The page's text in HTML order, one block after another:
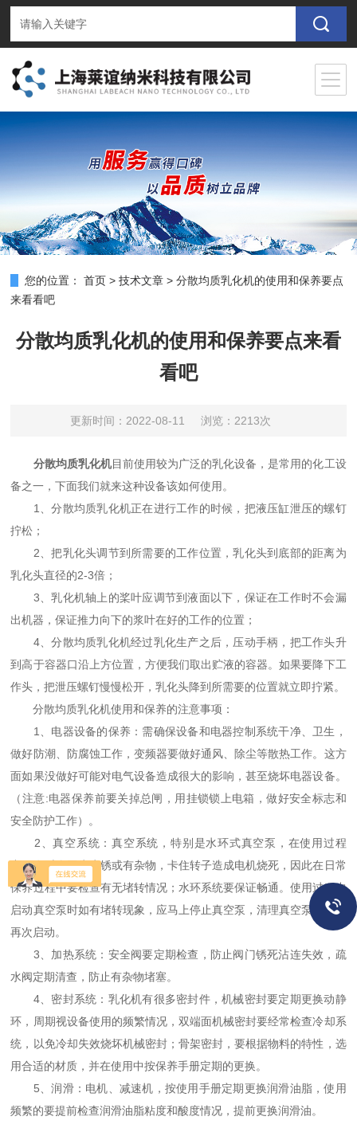
您的位置： 首页 >技术文章 >分散均质乳化机的使用和保养要点
来看看吧
分散均质乳化机的使用和保养要点来看
看吧
更新时间：2022-08-11 浏览：2213次
分散均质乳化机目前使用较为广泛的乳化设备，是常用的化工设
备之一，下面我们就来这种设备该如何使用。
1、分散均质乳化机正在进行工作的时候，把液压缸泄压的螺钉
拧松；
2、把乳化头调节到所需要的工作位置，乳化头到底部的距离为
乳化头直径的2-3倍；
3、乳化机轴上的桨叶应调节到液面以下，保证在工作时不会漏
出机器，保证推力向下的浆叶在好的工作的位置；
4、分散均质乳化机经过乳化生产之后，压动手柄，把工作头升
到高于容器口沿上方位置，方便我们取出贮液的容器。如果要降下工
作头，把泄压螺钉慢慢松开，乳化头降到所需要的位置就立即拧紧。
分散均质乳化机使用和保养的注意事项：
1、电器设备的保养：需确保设备和电器控制系统干净、卫生，
做好防潮、防腐蚀工作，变频器要做好通风、除尘等散热工作。这方
面如果没做好可能对电气设备造成很大的影响，甚至烧坏电器设备。
（注意:电器保养前要关掉总闸，用挂锁锁上电箱，做好安全标志和
安全防护工作）。
2、真空系统：真空系统，特别是水环式真空泵，在使用过程
中，有时会因为生锈或有杂物，卡住转子造成电机烧死，因此在日常
保养过程中要检查有无堵转情况；水环系统要保证畅通。使用过程中
启动真空泵时如有堵转现象，应马上停止真空泵，清理真空泵后才能
再次启动。
3、加热系统：安全阀要定期检查，防止阀门锈死沾连失效，疏
水阀定期清查，防止有杂物堵塞。
4、密封系统：乳化机有很多密封件，机械密封要定期更换动静
环，周期视设备使用的频繁情况，双端面机械密封要经常检查冷却系
统，以免冷却失效烧坏机械密封；骨架密封，要根据物料的特性，选
用合适的材质，并在使用中按保养手册定期的更换。
5、润滑：电机、减速机，按使用手册定期更换润滑油脂，使用
频繁的要提前检查润滑油脂粘度和酸度情况，提前更换润滑油。